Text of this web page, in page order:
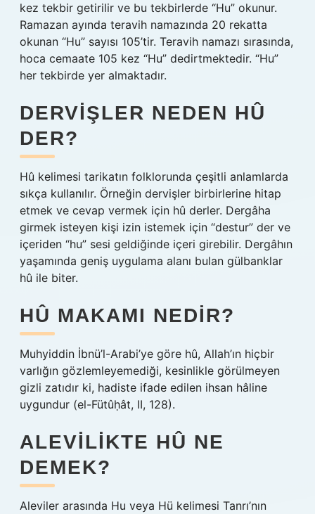
kez tekbir getirilir ve bu tekbirlerde “Hu” okunur.
Ramazan ayında teravih namazında 20 rekatta
okunan “Hu” sayısı 105’tir. Teravih namazı sırasında,
hoca cemaate 105 kez “Hu” dedirtmektedir. “Hu”
her tekbirde yer almaktadır.
DERVIŞLER NEDEN HÛ
DER?
Hû kelimesi tarikatın folklorunda çeşitli anlamlarda
sıkça kullanılır. Örneğin dervişler birbirlerine hitap
etmek ve cevap vermek için hû derler. Dergâha
girmek isteyen kişi izin istemek için “destur” der ve
içeriden “hu” sesi geldiğinde içeri girebilir. Dergâhın
yaşamında geniş uygulama alanı bulan gülbanklar
hû ile biter.
HÛ MAKAMI NEDIR?
Muhyiddin İbnü’l-Arabi’ye göre hû, Allah’ın hiçbir
varlığın gözlemleyemediği, kesinlikle görülmeyen
gizli zatıdır ki, hadiste ifade edilen ihsan hâline
uygundur (el-Fütûḥât, II, 128).
ALEVILIKTE HÛ NE
DEMEK?
Aleviler arasında Hu veya Hü kelimesi Tanrı’nın